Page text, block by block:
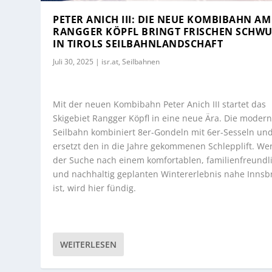
PETER ANICH III: DIE NEUE KOMBIBAHN AM
RANGGER KÖPFL BRINGT FRISCHEN
IN TIROLS SEILBAHNLANDSCHAFT
Juli 30, 2025 | isr.at,Seilbahnen
Mit der neuen Kombibahn Peter Anich III startet das
Skigebiet Rangger Köpfl in eine neue Ära. Die
Seilbahn kombiniert 8er-Gondeln mit 6er-Sesseln und
ersetzt den in die Jahre gekommenen Schlepplift.
der Suche nach einem komfortablen,
und nachhaltig geplanten Wintererlebnis nahe
ist, wird hier fündig.
WEITERLESEN